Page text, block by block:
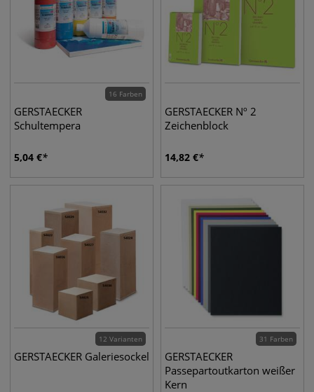
16 Farben
GERSTAECKER
Schultempera
5,04 €
GERSTAECKER Nº 2
Zeichenblock
14,82 €
12 Varianten
GERSTAECKER Galeriesockel
31 Farben
GERSTAECKER
Passepartoutkarton weißer
Kern